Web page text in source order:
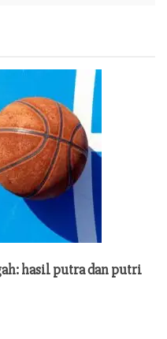
hasil putra dan putri